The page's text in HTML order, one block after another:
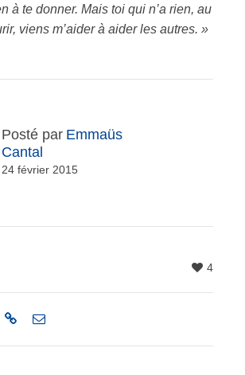
à te donner. Mais toi qui n’a rien, au
viens m’aider à aider les autres. »
Posté par Emmaüs
Cantal
24 février 2015
4